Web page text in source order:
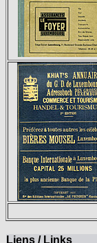
Liens / Links